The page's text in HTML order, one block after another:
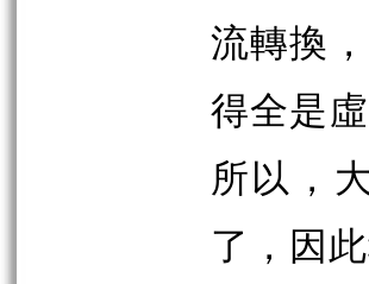
流轉換
得全是
所以，
了，因